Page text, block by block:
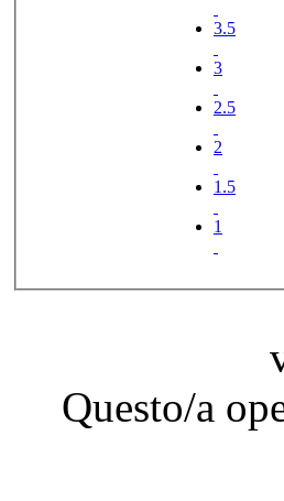
3.5
3
2.5
2
1.5
1
Questo/a